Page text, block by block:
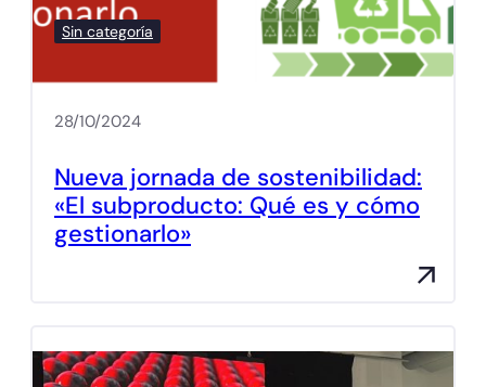
Sin categoría
28/10/2024
Nueva jornada de sostenibilidad:
«El subproducto: Qué es y cómo
gestionarlo»